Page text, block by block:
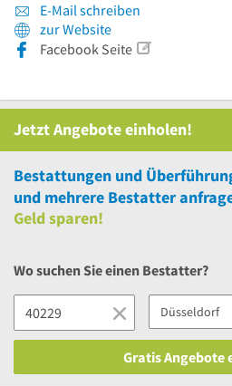
E-Mail schreiben
zur Website
Facebook Seite
Jetzt Angebote einholen!
und mehrere Bestatter
Geld sparen!
Wo suchen Sie einen Bestatter?
Gratis Angebote